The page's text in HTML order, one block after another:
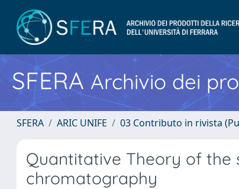
SFERA Archivio dei
SFERA ARIC UNIFE 03 Contributo in rivista
Quantitative Theory of the
chromatography